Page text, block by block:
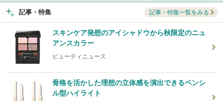
記事・特集 記事・特集一覧をみる
スキンケア発想のアイシャドウから秋限定のニュ
アンスカラー
ビューティニュース
骨格を活かした理想の立体感を演出できるペンシ
ル型ハイライト